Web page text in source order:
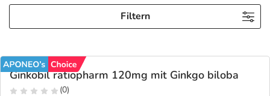
Sanitätshaus
Sommerpflege für Haar und Kopfhaut
Frontline & Frontpro Deals
R(h)ein Nutrition Deals
Filtern
Ginkobil ratiopharm 120mg mit Ginkgo biloba
(0)